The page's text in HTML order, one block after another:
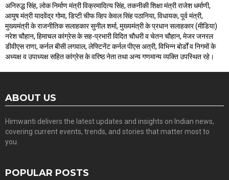
अनिरुद्ध सिंह, लोक निर्माण मंत्री विक्रमादित्य सिंह, तकनीकी शिक्षा मंत्री राजेश धर्माणी,
आयुष मंत्री यादवेंद्र गोमा, डिप्टी चीफ व्हिप केवल सिंह पठानिया, विधायक, पूर्व मंत्री,
मुख्यमंत्री के राजनीतिक सलाहकार सुनील शर्मा, मुख्यमंत्री के प्रधान सलाहकार (मीडिया)
नरेश चौहान, हिमाचल कांग्रेस के सह-प्रभारी विदित चौधरी व चेतन चौहान, मेजर जनरल
डीवीएस राणा, कर्नल बीसी लगवाल, लेफ्टिनेंट कर्नल पीएस अत्री, विभिन्न बोर्डों व निगमों के
अध्यक्ष व उपाध्यक्ष सहित कांग्रेस के वरिष्ठ नेता तथा अन्य गणमान्य व्यक्ति उपस्थित रहे।
ABOUT US
Himwanti delivers the latest updates and insights on Indian news,
covering current events, trends, and stories that matter most to
you.
POPULAR POSTS